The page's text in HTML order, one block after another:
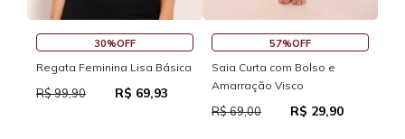
30%OFF
Regata Feminina Lisa Básica
R$ 99,90 R$ 69,93
57%OFF
Saia Curta com Bolso e
Amarração Visco
R$ 69,00 R$ 29,90